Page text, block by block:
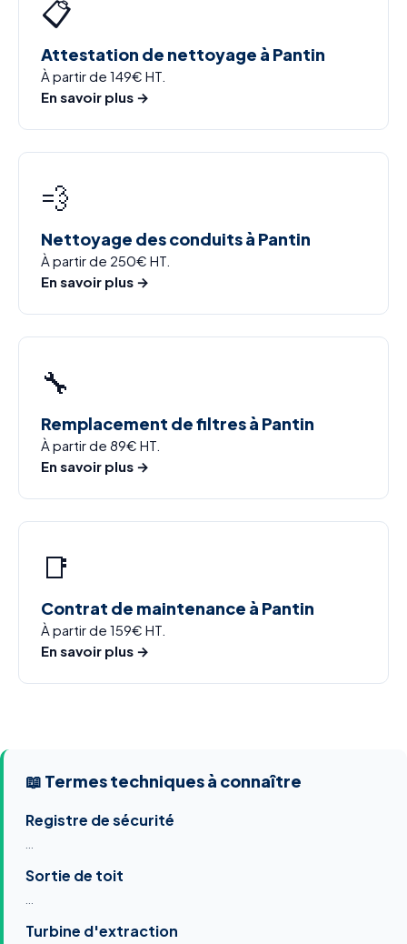
📋
Attestation de nettoyage à Pantin
À partir de 149€ HT.
En savoir plus →
💨
Nettoyage des conduits à Pantin
À partir de 250€ HT.
En savoir plus →
🔧
Remplacement de filtres à Pantin
À partir de 89€ HT.
En savoir plus →
📑
Contrat de maintenance à Pantin
À partir de 159€ HT.
En savoir plus →
📖 Termes techniques à connaître
Registre de sécurité
Sortie de toit
Turbine d'extraction